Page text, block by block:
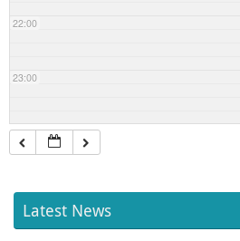
22:00
23:00
Latest News